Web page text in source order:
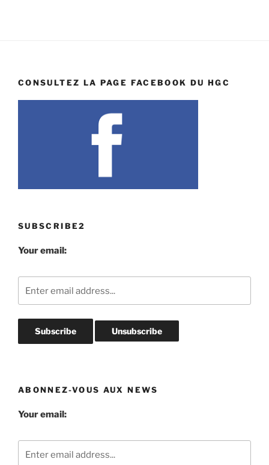
CONSULTEZ LA PAGE FACEBOOK DU HGC
SUBSCRIBE2
Your email:
ABONNEZ-VOUS AUX NEWS
Your email: